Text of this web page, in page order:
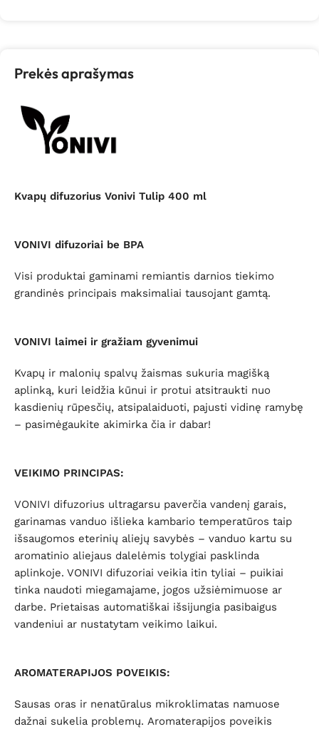
Prekės aprašymas
Kvapų difuzorius Vonivi Tulip 400 ml
VONIVI difuzoriai be BPA
Visi produktai gaminami remiantis darnios tiekimo
grandinės principais maksimaliai tausojant gamtą.
VONIVI laimei ir gražiam gyvenimui
Kvapų ir malonių spalvų žaismas sukuria magišką
aplinką, kuri leidžia kūnui ir protui atsitraukti nuo
kasdienių rūpesčių, atsipalaiduoti, pajusti vidinę ramybę
– pasimėgaukite akimirka čia ir dabar!
VEIKIMO PRINCIPAS:
VONIVI difuzorius ultragarsu paverčia vandenį garais,
garinamas vanduo išlieka kambario temperatūros taip
išsaugomos eterinių aliejų savybės – vanduo kartu su
aromatinio aliejaus dalelėmis tolygiai pasklinda
aplinkoje. VONIVI difuzoriai veikia itin tyliai – puikiai
tinka naudoti miegamajame, jogos užsiėmimuose ar
darbe. Prietaisas automatiškai išsijungia pasibaigus
vandeniui ar nustatytam veikimo laikui.
AROMATERAPIJOS POVEIKIS:
Sausas oras ir nenatūralus mikroklimatas namuose
dažnai sukelia problemų. Aromaterapijos poveikis